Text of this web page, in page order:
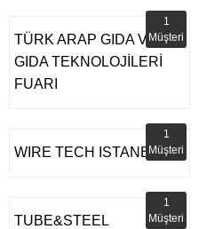
TÜRK ARAP GIDA VE
GIDA TEKNOLOJİLERİ
FUARI
1
Müşteri
WIRE TECH ISTANBUL
1
Müşteri
TUBE&STEEL
1
Müşteri